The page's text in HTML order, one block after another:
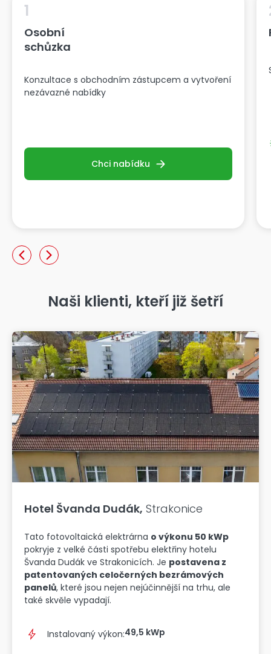
1
Osobní
schůzka
Konzultace s obchodním zástupcem a vytvoření
nezávazné nabídky
Chci nabídku
Naši klienti, kteří již šetří
Hotel Švanda Dudák, Strakonice
Tato fotovoltaická elektrárna o výkonu 50 kWp
pokryje z velké části spotřebu elektřiny hotelu
Švanda Dudák ve Strakonicích. Je postavena z
patentovaných celočerných bezrámových
panelů, které jsou nejen nejúčinnější na trhu, ale
také skvěle vypadají.
Instalovaný výkon:49,5 kWp